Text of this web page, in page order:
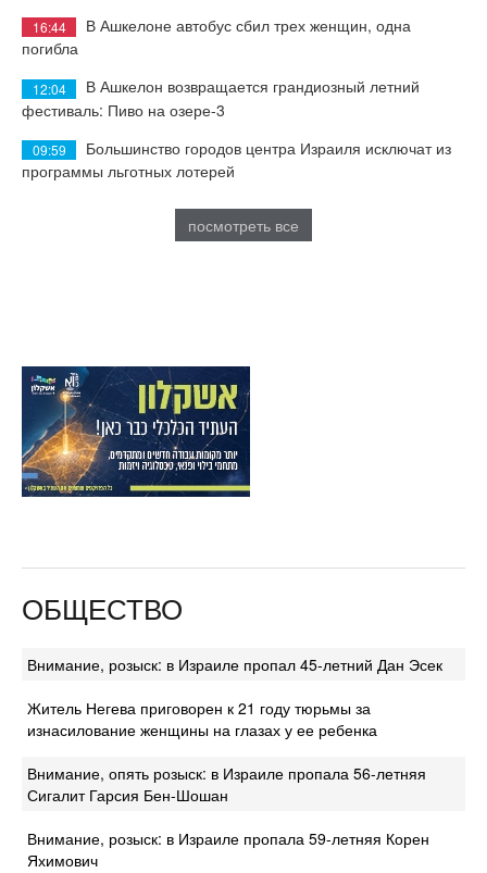
16:44
В Ашкелоне автобус сбил трех женщин, одна
погибла
12:04
В Ашкелон возвращается грандиозный летний
фестиваль: Пиво на озере-3
09:59
Большинство городов центра Израиля исключат из
программы льготных лотерей
посмотреть все
ОБЩЕСТВО
Внимание, розыск: в Израиле пропал 45-летний Дан Эсек
Житель Негева приговорен к 21 году тюрьмы за
изнасилование женщины на глазах у ее ребенка
Внимание, опять розыск: в Израиле пропала 56-летняя
Сигалит Гарсия Бен-Шошан
Внимание, розыск: в Израиле пропала 59-летняя Корен
Яхимович